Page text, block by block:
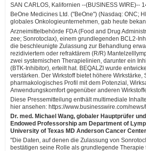
SAN CARLOS, Kalifornien --(BUSINESS WIRE)--
BeOne Medicines Ltd. ("BeOne") (Nasdaq: ONC;
globales Onkologieunternehmen, gab heute
Arzneimittelbehörde FDA (Food and Drug
zee; Sonrotoclax), einem grundlegenden BCL2-
die beschleunigte Zulassung zur Behandlung
rezidiviertem oder refraktärem (R/R)
zwei systemischen Therapielinien, darunter ein
(BTK-Inhibitor), erteilt hat. BEQALZI wurde
verstärken. Der Wirkstoff bietet höhere Wirkstärke,
pharmakologisches Profil mit dem Potenzial,
Anwendungskomfort gegenüber anderen
Diese Pressemitteilung enthält multimediale
hier ansehen: https://www.businesswire.com/
Dr. med. Michael Wang, globaler Hauptprüfer
Endowed Professorship am Department of
University of Texas MD Anderson Cancer
"Die Daten, auf denen die Zulassung von
bestätigen seine Rolle als grundlegende